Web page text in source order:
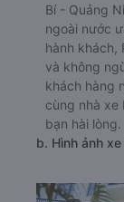
Bí - Quảng
ngoài nước
hành khách,
và không
khách hàng
cùng nhà xe
bạn hài lòng.
b. Hình ảnh